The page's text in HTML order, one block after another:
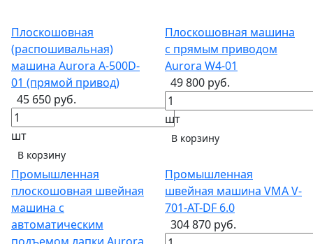
Плоскошовная
(распошивальная)
машина Aurora А-500D-
01 (прямой привод)
45 650 руб.
шт
В корзину
Плоскошовная машина
с прямым приводом
Aurora W4-01
49 800 руб.
шт
В корзину
Промышленная
плоскошовная швейная
машина с
автоматическим
Промышленная
швейная машина VMA V-
701-AT-DF 6.0
304 870 руб.